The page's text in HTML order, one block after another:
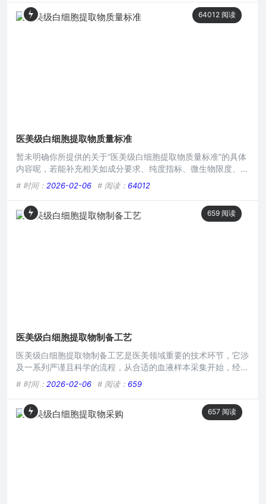
性化定制与生产发展，在医美产业供应链中占据重要一环。在当
今蓬勃发展的医美行业，对于高品质、安全有效的原材料需求日
64012 阅读
医美级白细胞提取物质量标准
暂未明确你所提供的关于“医美级白细胞提取物质量标准”的具体
内容呢，若能补充相关如成分要求、纯度指标、微生物限度、活
性检测等方面细则，才能生成准确且符合需求的摘要，比如具体
涵盖哪些物质的标准范围、理化性质指标等关键信息。在医美领
域，白细胞提取物正逐渐崭露头角，因其在皮肤修复、抗衰等方
面展现出的潜在功效而备受关注，要确保其在医美应用中的安全
# 时间： 2026-02-06 # 阅读： 64012
659 阅读
医美级白细胞提取物制备工艺
医美级白细胞提取物制备工艺是医美领域重要的技术环节，它涉
及一系列严谨且科学的流程，从合适的血液样本采集开始，经过
特定的分离技术，如差速离心等手段，精准获取富含白细胞的成
分，再通过严格的净化、纯化过程，去除杂质与可能的有害物
质，以确保最终得到的白细胞提取物满足医美应用的高纯度、安
全性要求，为医美治疗提供关键原料。在当今医美领域,追求安
# 时间： 2026-02-06 # 阅读： 659
657 阅读